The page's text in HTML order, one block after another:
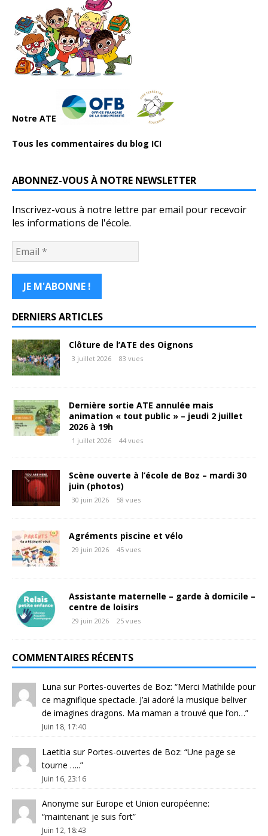
Notre ATE
Tous les commentaires du blog ICI
ABONNEZ-VOUS À NOTRE NEWSLETTER
Inscrivez-vous à notre lettre par email pour recevoir
les informations de l'école.
DERNIERS ARTICLES
Clôture de l’ATE des Oignons
3 juillet 2026 83 vues
Dernière sortie ATE annulée mais
animation « tout public » – jeudi 2 juillet
2026 à 19h
1 juillet 2026 44 vues
Scène ouverte à l’école de Boz – mardi 30
juin (photos)
30 juin 2026 58 vues
Agréments piscine et vélo
29 juin 2026 45 vues
Assistante maternelle – garde à domicile –
centre de loisirs
29 juin 2026 25 vues
COMMENTAIRES RÉCENTS
Luna sur Portes-ouvertes de Boz: “Merci Mathilde pour
ce magnifique spectacle. J’ai adoré la musique beliver
de imagines dragons. Ma maman a trouvé que l’on…”
Juin 18, 17:40
Laetitia sur Portes-ouvertes de Boz: “Une page se
tourne …..”
Juin 16, 23:16
Anonyme sur Europe et Union européenne:
“maintenant je suis fort”
Juin 12, 18:43